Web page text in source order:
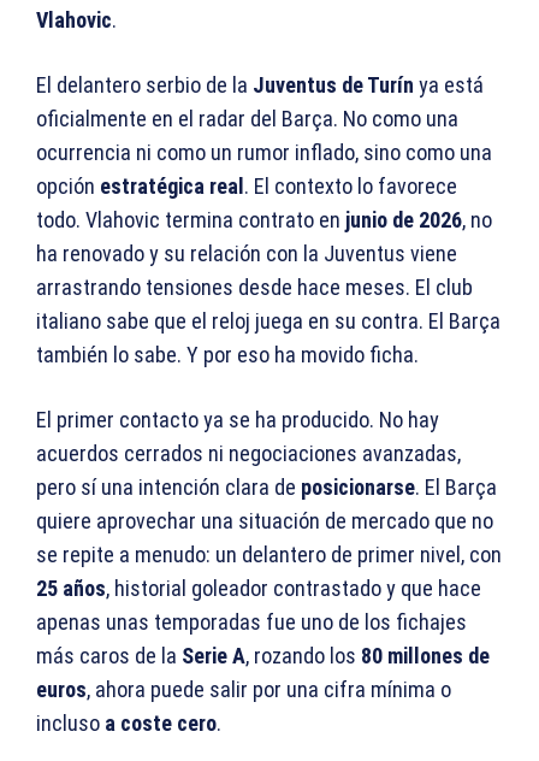
Vlahovic.
El delantero serbio de la Juventus de Turín ya está
oficialmente en el radar del Barça. No como una
ocurrencia ni como un rumor inflado, sino como una
opción estratégica real. El contexto lo favorece
todo. Vlahovic termina contrato en junio de 2026, no
ha renovado y su relación con la Juventus viene
arrastrando tensiones desde hace meses. El club
italiano sabe que el reloj juega en su contra. El Barça
también lo sabe. Y por eso ha movido ficha.
El primer contacto ya se ha producido. No hay
acuerdos cerrados ni negociaciones avanzadas,
pero sí una intención clara de posicionarse. El Barça
quiere aprovechar una situación de mercado que no
se repite a menudo: un delantero de primer nivel, con
25 años, historial goleador contrastado y que hace
apenas unas temporadas fue uno de los fichajes
más caros de la Serie A, rozando los 80 millones de
euros, ahora puede salir por una cifra mínima o
incluso a coste cero.